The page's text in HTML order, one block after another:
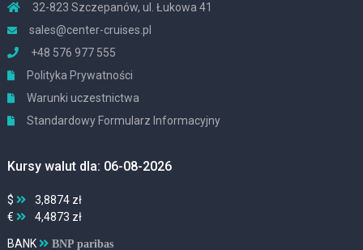
32-823 Szczepanów, ul. Łukowa 41
sales@center-cruises.pl
+48 576 977 555
Polityka Prywatności
Warunki uczestnictwa
Standardowy Formularz Informacyjny
Kursy walut dla: 06-08-2026
$
3,8874 zł
€
4,4873 zł
BANK BNP paribas